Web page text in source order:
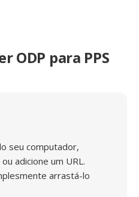
ODP para PPS
seu computador,
adicione um URL.
arrastá-lo